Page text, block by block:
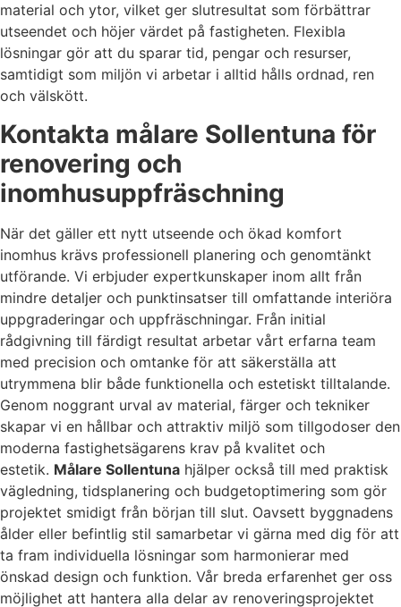
material och ytor, vilket ger slutresultat som förbättrar
utseendet och höjer värdet på fastigheten. Flexibla
lösningar gör att du sparar tid, pengar och resurser,
samtidigt som miljön vi arbetar i alltid hålls ordnad, ren
och välskött.
Kontakta målare Sollentuna för
renovering och
inomhusuppfräschning
När det gäller ett nytt utseende och ökad komfort
inomhus krävs professionell planering och genomtänkt
utförande. Vi erbjuder expertkunskaper inom allt från
mindre detaljer och punktinsatser till omfattande interiöra
uppgraderingar och uppfräschningar. Från initial
rådgivning till färdigt resultat arbetar vårt erfarna team
med precision och omtanke för att säkerställa att
utrymmena blir både funktionella och estetiskt tilltalande.
Genom noggrant urval av material, färger och tekniker
skapar vi en hållbar och attraktiv miljö som tillgodoser den
moderna fastighetsägarens krav på kvalitet och
estetik. Målare Sollentuna hjälper också till med praktisk
vägledning, tidsplanering och budgetoptimering som gör
projektet smidigt från början till slut. Oavsett byggnadens
ålder eller befintlig stil samarbetar vi gärna med dig för att
ta fram individuella lösningar som harmonierar med
önskad design och funktion. Vår breda erfarenhet ger oss
möjlighet att hantera alla delar av renoveringsprojektet